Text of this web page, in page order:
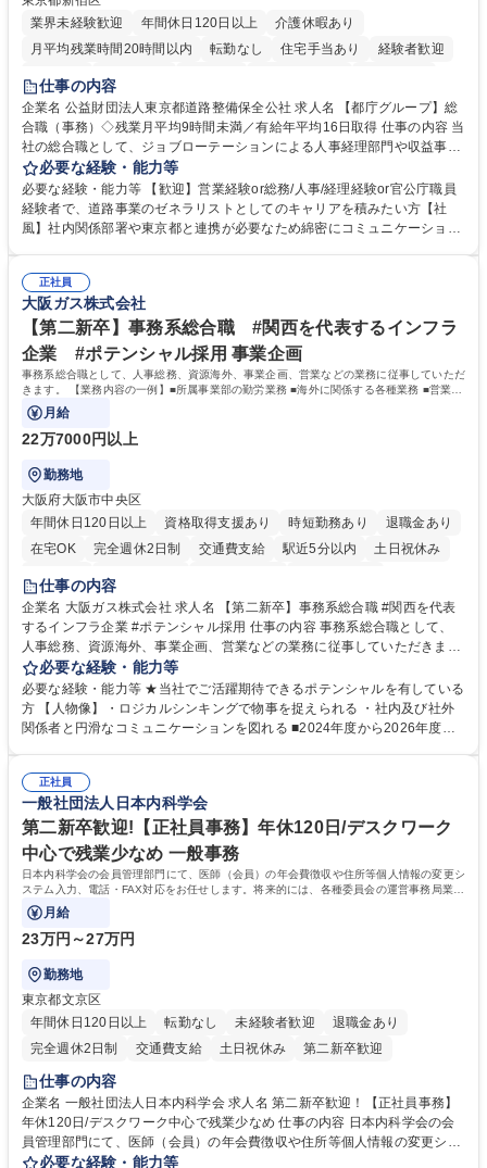
業界未経験歓迎
年間休日120日以上
介護休暇あり
月平均残業時間20時間以内
転勤なし 住宅手当あり
経験者歓迎
研修あり
退職金あり
駅近5分以内
資格取得手当あり 食事補助あり
仕事の内容
企業名 公益財団法人東京都道路整備保全公社 求人名 【都庁グループ】総
合職（事務）◇残業月平均9時間未満／有給年平均16日取得 仕事の内容 当
社の総合職として、ジョブローテーションによる人事経理部門や収益事業
等のフロント部門の部署等幅広い部署での業務をお任せいたします。研修
制度やキャリア支援が充実しております！ ※下記業務詳細 【業務詳細】■
管理部門：広報、人事、経理など当公社の運営に係る管理業務 ■収益部
門：駐車場の新規開拓、管理運営、新宿駅西口広場の「イベントコーナ
道路施設や道路工事現場の見学ツアー事業 ※入社後は上記いずれかの部門
へ配属。※業務内容変更の範囲：会社の定める業務 募集職種 【都庁グル
ープ】総合職（事務）◇残業月平均9時間未満／有給年平均16日取得
必要な経験・能力等
必要な経験・能力等 【歓迎】営業経験or総務/人事/経理経験or官公庁職員
経験者で、道路事業のゼネラリストとしてのキャリアを積みたい方【社
風】社内関係部署や東京都と連携が必要なため綿密にコミュニケーション
部門など多岐に渡る業務を経験できます。 ■様々なプロジェクト：駐車場
事業の他、新宿駅西口広場内に設置された照明を兼ねた広告「ブライトサ
イン」の管理運営を行うなど、事業収益を生み出す活動を積極的に行って
います。 学歴・資格 学歴：大学院 大学 高専 短大 専修学校 高校 語学力：
資格：
正社員
大阪ガス株式会社
【第二新卒】事務系総合職 #関西を代表するインフラ
企業 #ポテンシャル採用 事業企画
事務系総合職として、人事総務、資源海外、事業企画、営業などの業務に従事していただ
きます。 【業務内容の一例】■所属事業部の勤労業務 ■海外に関係する各種業務 ■営業部
門の企画スタッフ、ルート営業
月給
22万7000円以上
勤務地
大阪府大阪市中央区
年間休日120日以上
資格取得支援あり 時短勤務あり
退職金あり
在宅OK
完全週休2日制 交通費支給 駅近5分以内
土日祝休み
服装自由
第二新卒歓迎
仕事の内容
企業名 大阪ガス株式会社 求人名 【第二新卒】事務系総合職 #関西を代表
するインフラ企業 #ポテンシャル採用 仕事の内容 事務系総合職として、
人事総務、資源海外、事業企画、営業などの業務に従事していただきま
す。 【業務内容の一例】■所属事業部の勤労業務 ■海外に関係する各種業
務 ■営業部門の企画スタッフ、ルート営業 【キャリアパス】入社後の配属
ポジションで一定期間ご活躍頂いた後、本人の適性及び将来のキャリアを
鑑みてジョブローテーションを行います。 【育成】OJTでの現場育成や研
表するインフラ企業 #ポテンシャル採用
必要な経験・能力等
必要な経験・能力等 ★当社でご活躍期待できるポテンシャルを有している
方 【人物像】・ロジカルシンキングで物事を捉えられる ・社内及び社外
関係者と円滑なコミュニケーションを図れる ■2024年度から2026年度ま
72.html ■エネルギーセキュリティの不安定化や気候変動による自然災害の
甚大化など、これまで以上に社会課題解決の重要性が高まっています。
「未来の日常」の創造に向けて持続可能な社会の実現に貢献してまいりま
す。 学歴・資格 学歴：大学院 大学 語学力： 資格：
正社員
一般社団法人日本内科学会
第二新卒歓迎!【正社員事務】年休120日/デスクワーク
中心で残業少なめ 一般事務
日本内科学会の会員管理部門にて、医師（会員）の年会費徴収や住所等個人情報の変更シ
ステム入力、電話・FAX対応をお任せします。将来的には、各種委員会の運営事務局業務
などにも幅広く携わっていただきます。
月給
23万円～27万円
勤務地
東京都文京区
年間休日120日以上
転勤なし 未経験者歓迎
退職金あり
完全週休2日制
交通費支給 土日祝休み 第二新卒歓迎
仕事の内容
企業名 一般社団法人日本内科学会 求人名 第二新卒歓迎！【正社員事務】
年休120日/デスクワーク中心で残業少なめ 仕事の内容 日本内科学会の会
員管理部門にて、医師（会員）の年会費徴収や住所等個人情報の変更シス
テム入力、電話・FAX対応をお任せします。将来的には、各種委員会の運
必要な経験・能力等